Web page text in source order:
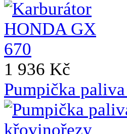
1 936 Kč
Pumpička